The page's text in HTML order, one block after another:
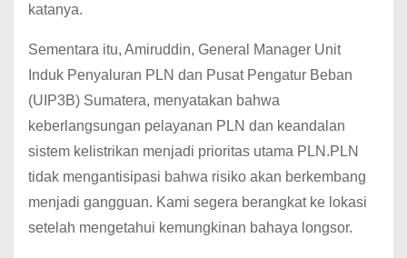
katanya.
Sementara itu, Amiruddin, General Manager Unit
Induk Penyaluran PLN dan Pusat Pengatur Beban
(UIP3B) Sumatera, menyatakan bahwa
keberlangsungan pelayanan PLN dan keandalan
sistem kelistrikan menjadi prioritas utama PLN.PLN
tidak mengantisipasi bahwa risiko akan berkembang
menjadi gangguan. Kami segera berangkat ke lokasi
setelah mengetahui kemungkinan bahaya longsor.